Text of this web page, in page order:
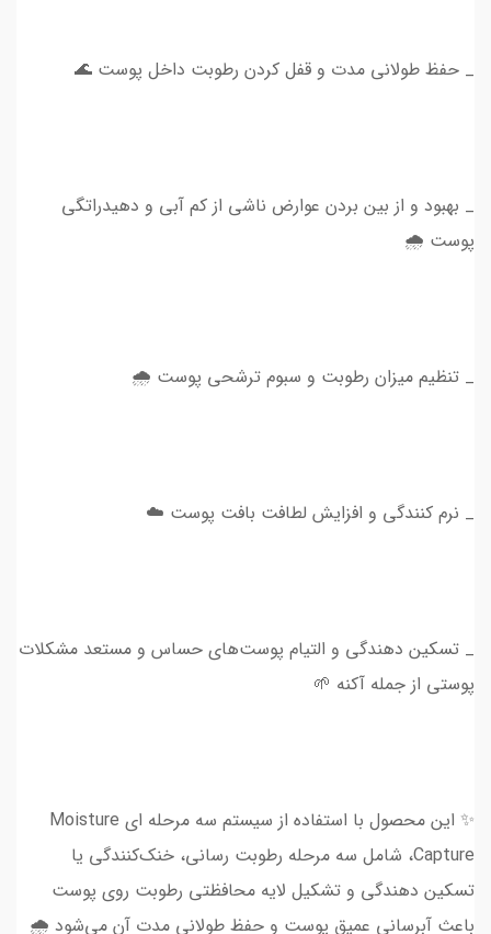
_ حفظ طولانی مدت و قفل کردن رطوبت داخل پوست 🌊
_ بهبود و از بین بردن عوارض ناشی از کم آبی و دهیدراتگی
پوست 🌧
_ تنظیم میزان رطوبت و سبوم ترشحی پوست 🌧
_ نرم کنندگی و افزایش لطافت بافت پوست ☁️
_ تسکین دهندگی و التیام پوست‌های حساس و مستعد مشکلات
پوستی از جمله آکنه 🌱
✨ این محصول با استفاده از سیستم سه مرحله ای Moisture
Capture، شامل سه مرحله رطوبت رسانی، خنک‌کنندگی یا
تسکین دهندگی و تشکیل لایه محافظتی رطوبت روی پوست
باعث آبرسانی عمیق پوست و حفظ طولانی مدت آن می‌شود 🌧